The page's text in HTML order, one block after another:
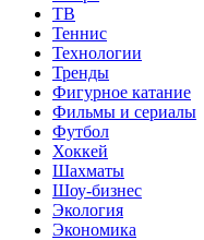
ТВ
Теннис
Технологии
Тренды
Фигурное катание
Фильмы и сериалы
Футбол
Хоккей
Шахматы
Шоу-бизнес
Экология
Экономика